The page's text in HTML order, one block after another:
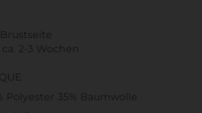
2-3 Wochen
Polyester 35% Baumwolle